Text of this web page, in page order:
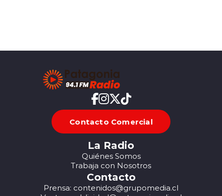
Contacto Comercial
La Radio
Quiénes Somos
Trabaja con Nosotros
Contacto
Prensa: contenidos@grupomedia.cl